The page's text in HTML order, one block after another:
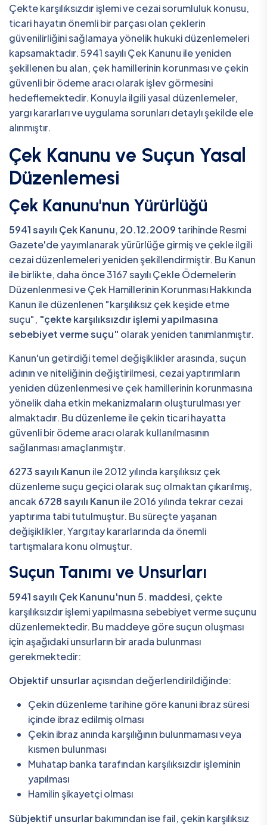
Çekte karşılıksızdır işlemi ve cezai sorumluluk konusu,
ticari hayatın önemli bir parçası olan çeklerin
güvenilirliğini sağlamaya yönelik hukuki düzenlemeleri
kapsamaktadır. 5941 sayılı Çek Kanunu ile yeniden
şekillenen bu alan, çek hamillerinin korunması ve çekin
güvenli bir ödeme aracı olarak işlev görmesini
hedeflemektedir. Konuyla ilgili yasal düzenlemeler,
yargı kararları ve uygulama sorunları detaylı şekilde ele
alınmıştır.
Çek Kanunu ve Suçun Yasal
Düzenlemesi
Çek Kanunu'nun Yürürlüğü
5941 sayılı Çek Kanunu, 20.12.2009 tarihinde Resmi
Gazete'de yayımlanarak yürürlüğe girmiş ve çekle ilgili
cezai düzenlemeleri yeniden şekillendirmiştir. Bu Kanun
ile birlikte, daha önce 3167 sayılı Çekle Ödemelerin
Düzenlenmesi ve Çek Hamillerinin Korunması Hakkında
Kanun ile düzenlenen "karşılıksız çek keşide etme
suçu", "çekte karşılıksızdır işlemi yapılmasına
sebebiyet verme suçu" olarak yeniden tanımlanmıştır.
Kanun'un getirdiği temel değişiklikler arasında, suçun
adının ve niteliğinin değiştirilmesi, cezai yaptırımların
yeniden düzenlenmesi ve çek hamillerinin korunmasına
yönelik daha etkin mekanizmaların oluşturulması yer
almaktadır. Bu düzenleme ile çekin ticari hayatta
güvenli bir ödeme aracı olarak kullanılmasının
sağlanması amaçlanmıştır.
6273 sayılı Kanun ile 2012 yılında karşılıksız çek
düzenleme suçu geçici olarak suç olmaktan çıkarılmış,
ancak6728 sayılı Kanun ile 2016 yılında tekrar cezai
yaptırıma tabi tutulmuştur. Bu süreçte yaşanan
değişiklikler, Yargıtay kararlarında da önemli
tartışmalara konu olmuştur.
Suçun Tanımı ve Unsurları
5941 sayılı Çek Kanunu'nun 5. maddesi, çekte
karşılıksızdır işlemi yapılmasına sebebiyet verme suçunu
düzenlemektedir. Bu maddeye göre suçun oluşması
için aşağıdaki unsurların bir arada bulunması
gerekmektedir:
Objektif unsurlaraçısından değerlendirildiğinde:
Çekin düzenleme tarihine göre kanuni ibraz süresi
içinde ibraz edilmiş olması
Çekin ibraz anında karşılığının bulunmaması veya
kısmen bulunması
Muhatap banka tarafından karşılıksızdır işleminin
yapılması
Hamilin şikayetçi olması
Sübjektif unsurlarbakımından ise fail, çekin karşılıksız